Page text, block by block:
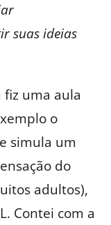
suas ideias
uma aula
o
simula um
do
adultos),
Contei com a